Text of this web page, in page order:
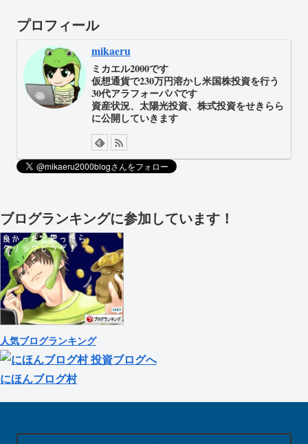
プロフィール
mikaeru
ミカエル2000です
仮想通貨で230万円溶かし米国株投資を行う
30代アラフォーパパです
資産状況、太陽光投資、株式投資をせきらら
に公開していきます
ブログランキングに参加しています！
人気ブログランキング
にほんブログ村